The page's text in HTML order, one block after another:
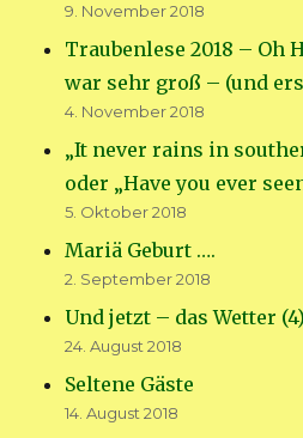
9. November 2018
Traubenlese 2018 – Oh
war sehr groß – (und
4. November 2018
„It never rains in
oder „Have you ever
5. Oktober 2018
Mariä Geburt ….
2. September 2018
Und jetzt – das Wetter
24. August 2018
Seltene Gäste
14. August 2018